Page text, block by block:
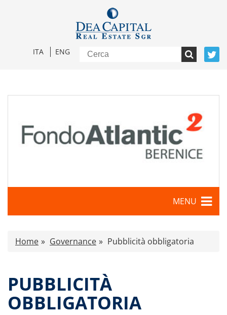
ITA ENG
MENU
Caratteristiche
Documenti di offerta
Relazioni di gestione e Resoconti intermedi
Home Governance Pubblicità obbligatoria
PUBBLICITÀ
OBBLIGATORIA